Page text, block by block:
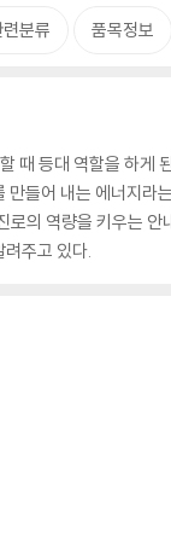
련분류 품목정보
때 등대 역할을 하게
들어 내는 에너지
로의 역량을 키우는
주고 있다.